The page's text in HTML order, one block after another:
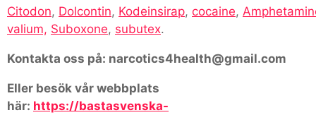
Citodon, Dolcontin, Kodeinsirap, cocaine,
valium, Suboxone, subutex.
Kontakta oss på: narcotics4health@gmail.com
Eller besök vår webbplats
här: https://bastasvenska-